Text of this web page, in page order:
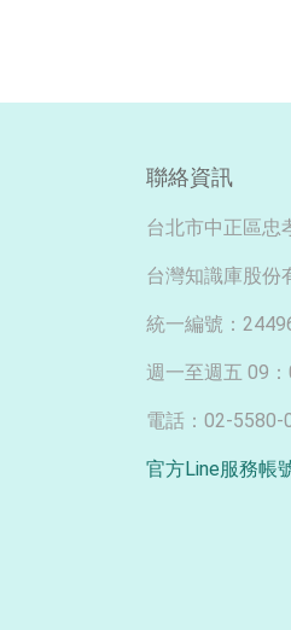
聯絡資訊
台北市中正區忠
台灣知識庫股份
統一編號：
週一至週五 09
電話：02-5580-
官方Line服務帳